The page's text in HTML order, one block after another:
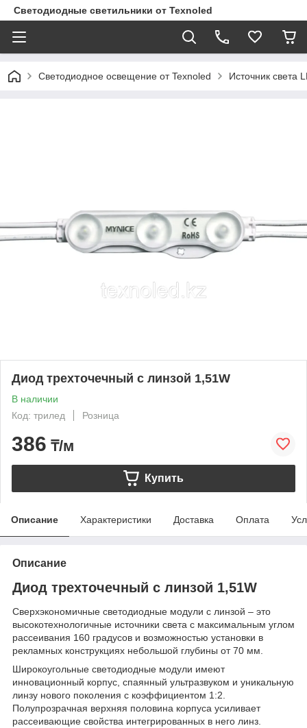
Светодиодные светильники от Texnoled
Светодиодное освещение от Texnoled Источник света
Диод трехточечный с линзой 1,51W
В наличии
Код: трилед
Розница
386 ₸/м
Купить
Описание Характеристики Доставка Оплата
Описание
Диод трехточечный с линзой 1,51W
Сверхэкономичные светодиодные модули с линзой – это
высокотехнологичные источники света с максимальным углом
рассеивания 160 градусов и возможностью установки в
рекламных конструкциях небольшой глубины от 70 мм.
Широкоугольные светодиодные модули имеют
инновационный корпус, спаянный ультразвуком и уникальную
линзу нового поколения с коэффициентом 1:2.
Полупрозрачная верхняя половина корпуса усиливает
рассеивающие свойства интегрированных в него линз.